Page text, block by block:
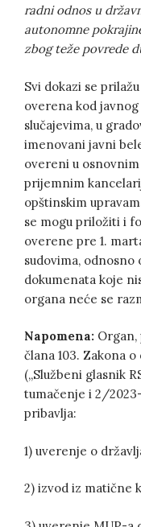
radni odnos u
autonomne
zbog teže povrede
Svi dokazi se
overena kod
slučajevima, u
imenovani javni
overeni u osnovnim
prijemnim
opštinskim
se mogu priložiti i
overene pre 1.
sudovima,
dokumenata koje
organa neće se
Napomena: Organ,
člana 103. Zakona
(„Službeni glasnik
tumačenje i 2/
pribavlja:
1) uverenje o
2) izvod iz matične